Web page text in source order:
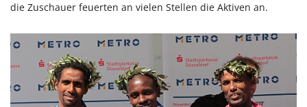
die Zuschauer feuerten an vielen Stellen die Aktiven an.